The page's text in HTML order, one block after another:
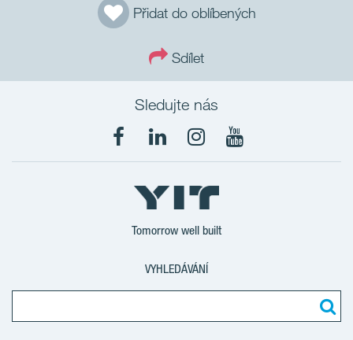
Přidat do oblíbených
Sdílet
Sledujte nás
Tomorrow well built
VYHLEDÁVÁNÍ